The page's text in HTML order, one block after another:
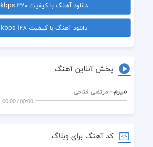
  بارون ... چه عذابیه ... بارون...
  می رَم سراغِ تو دیگه
  هیچ وقت نمیگیرم ، آره می رَم
  کی ازت خواست که منو روندی
دانلود آهنگ با کیفیت 320 kbps
دانلود آهنگ با کیفیت 128 kbps
پخش آنلاین آهنگ
میرم - مرتضی فتاحی
00:00
/
00:00
کد آهنگ برای وبلاگ